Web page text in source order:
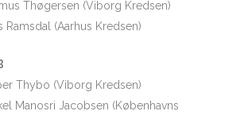
Thøgersen (Viborg Kredsen)
Ramsdal (Aarhus Kredsen)
Thybo (Viborg Kredsen)
Manosri Jacobsen (Københavns